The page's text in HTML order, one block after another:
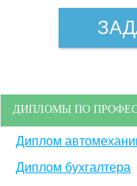
ДИПЛОМЫ ПО
Диплом
Диплом бухгалтера